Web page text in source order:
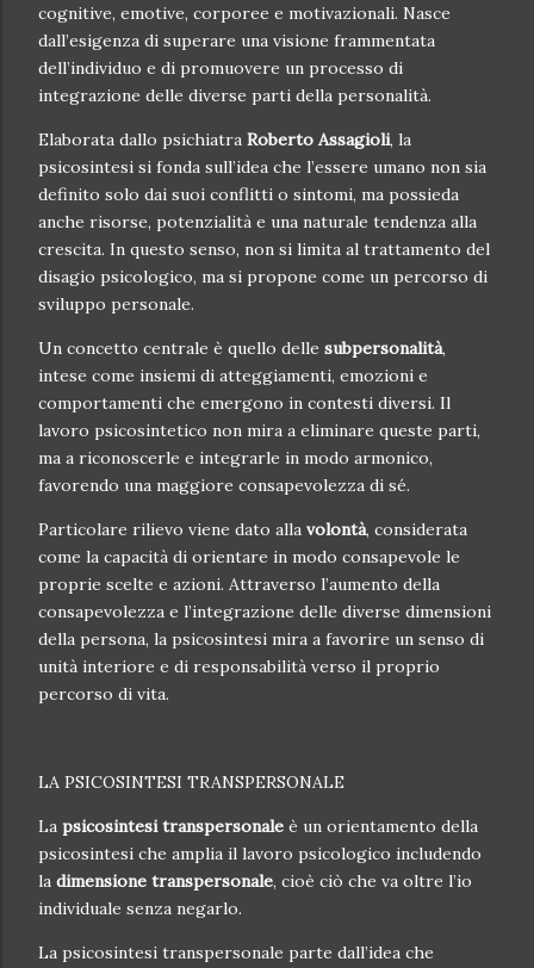
cognitive, emotive, corporee e motivazionali. Nasce
dall’esigenza di superare una visione frammentata
dell’individuo e di promuovere un processo di
integrazione delle diverse parti della personalità.
Elaborata dallo psichiatra Roberto Assagioli, la
psicosintesi si fonda sull’idea che l’essere umano non sia
definito solo dai suoi conflitti o sintomi, ma possieda
anche risorse, potenzialità e una naturale tendenza alla
crescita. In questo senso, non si limita al trattamento del
disagio psicologico, ma si propone come un percorso di
sviluppo personale.
Un concetto centrale è quello delle subpersonalità,
intese come insiemi di atteggiamenti, emozioni e
comportamenti che emergono in contesti diversi. Il
lavoro psicosintetico non mira a eliminare queste parti,
ma a riconoscerle e integrarle in modo armonico,
favorendo una maggiore consapevolezza di sé.
Particolare rilievo viene dato alla volontà, considerata
come la capacità di orientare in modo consapevole le
proprie scelte e azioni. Attraverso l’aumento della
consapevolezza e l’integrazione delle diverse dimensioni
della persona, la psicosintesi mira a favorire un senso di
unità interiore e di responsabilità verso il proprio
percorso di vita.
LA PSICOSINTESI TRANSPERSONALE
La psicosintesi transpersonale è un orientamento della
psicosintesi che amplia il lavoro psicologico includendo
la dimensione transpersonale, cioè ciò che va oltre l’io
individuale senza negarlo.
La psicosintesi transpersonale parte dall’idea che